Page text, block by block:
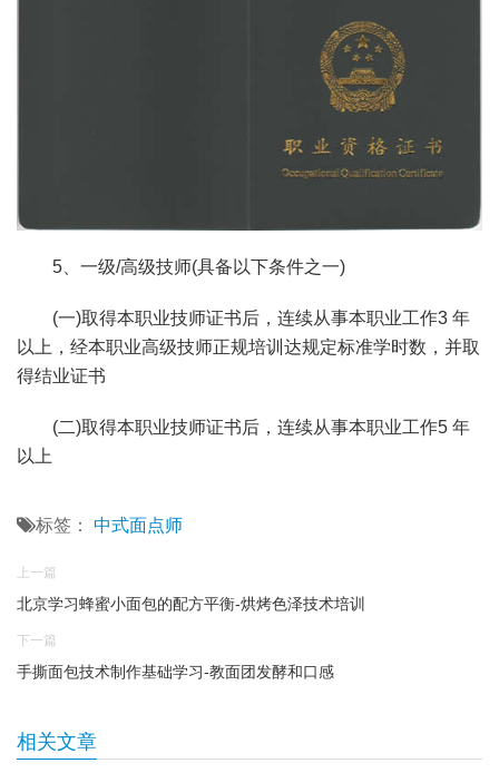
5、一级/高级技师(具备以下条件之一)
(一)取得本职业技师证书后，连续从事本职业工作3 年
以上，经本职业高级技师正规培训达规定标准学时数，并取
得结业证书
(二)取得本职业技师证书后，连续从事本职业工作5 年
以上
标签： 中式面点师
上一篇
北京学习蜂蜜小面包的配方平衡-烘烤色泽技术培训
下一篇
手撕面包技术制作基础学习-教面团发酵和口感
相关文章